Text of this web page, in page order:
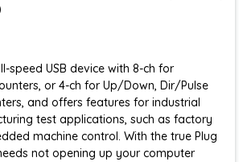
speed USB device with 8-ch for
or 4-ch for Up/Down, Dir/Pulse
and offers features for industrial
test applications, such as factory
machine control. With the true Plug
not opening up your computer